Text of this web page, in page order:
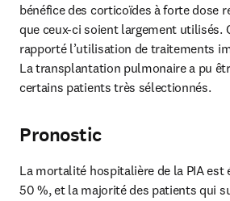
bénéfice des corticoïdes à forte dose
que ceux-ci soient largement utilisés.
rapporté l’utilisation de traitements
La transplantation pulmonaire a pu
certains patients très sélectionnés.
Pronostic
La mortalité hospitalière de la PIA est
50 %, et la majorité des patients qui